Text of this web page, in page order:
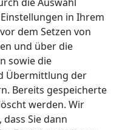
in Ihrem
dem Setzen von
und über die
sowie die
Übermittlung der
Bereits gespeicherte
werden. Wir
Sie dann